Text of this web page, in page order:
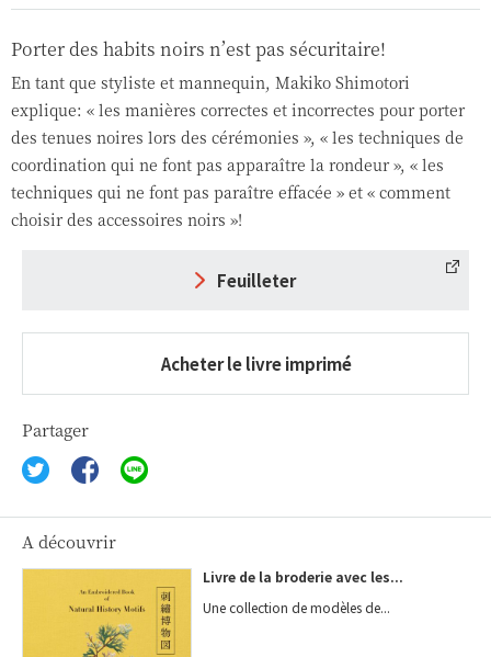
Porter des habits noirs n’est pas sécuritaire!
En tant que styliste et mannequin, Makiko Shimotori
explique: « les manières correctes et incorrectes pour porter
des tenues noires lors des cérémonies », « les techniques de
coordination qui ne font pas apparaître la rondeur », « les
techniques qui ne font pas paraître effacée » et « comment
choisir des accessoires noirs »!
Feuilleter
Acheter le livre imprimé
Partager
A découvrir
Livre de la broderie avec les...
Une collection de modèles de...